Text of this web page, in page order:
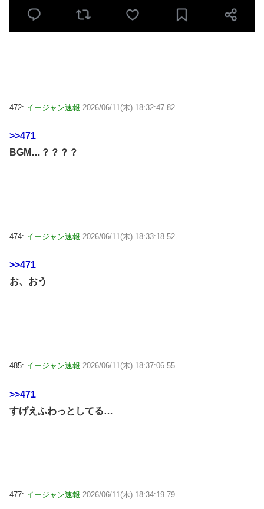
472: イージャン速報 2026/06/11(木) 18:32:47.82
>>471
BGM…？？？？
474: イージャン速報 2026/06/11(木) 18:33:18.52
>>471
お、おう
485: イージャン速報 2026/06/11(木) 18:37:06.55
>>471
すげえふわっとしてる…
477: イージャン速報 2026/06/11(木) 18:34:19.79